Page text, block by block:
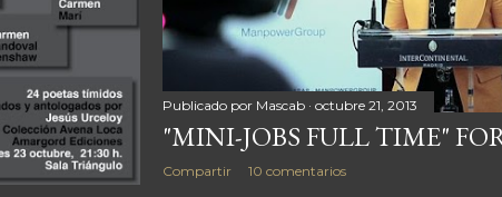
Publicado por Mascab octubre 21, 2013
"MINI-JOBS FULL TIME"
Compartir 10 comentarios